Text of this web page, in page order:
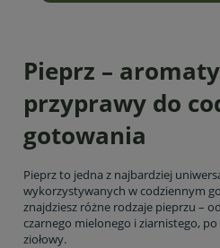
Pieprz –
przyprawy do
gotowania
Pieprz to jedna z najbardziej
wykorzystywanych w codziennym
znajdziesz różne rodzaje pieprzu –
czarnego mielonego i ziarnistego,
ziołowy.